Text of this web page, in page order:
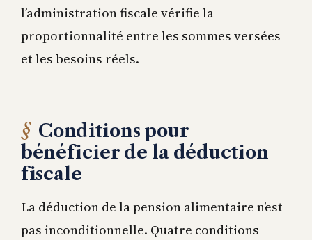
l’administration fiscale vérifie la
proportionnalité entre les sommes versées
et les besoins réels.
Conditions pour
bénéficier de la déduction
fiscale
La déduction de la pension alimentaire n’est
pas inconditionnelle. Quatre conditions